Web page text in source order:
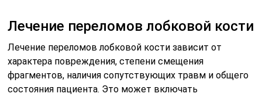
Лечение переломов лобковой кости
Лечение переломов лобковой кости зависит от
характера повреждения, степени смещения
фрагментов, наличия сопутствующих травм и общего
состояния пациента. Это может включать